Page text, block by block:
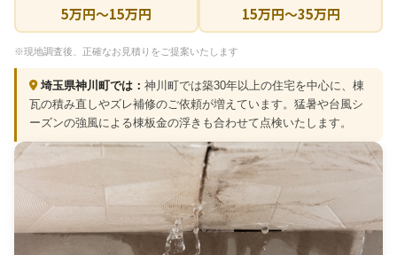
5万円〜15万円 15万円〜35万円
※現地調査後、正確なお見積りをご提案いたします
埼玉県神川町では： 神川町では築30年以上の住宅を中心に、棟
瓦の積み直しやズレ補修のご依頼が増えています。猛暑や台風シ
ーズンの強風による棟板金の浮きも合わせて点検いたします。